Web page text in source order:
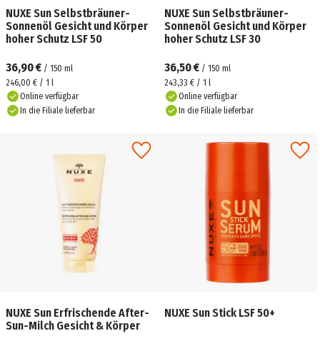
NUXE Sun Selbstbräuner-
Sonnenöl Gesicht und Körper
hoher Schutz LSF 50
36,90 € / 150 ml
246,00 € / 1 l
Online verfügbar
In die Filiale lieferbar
NUXE Sun Selbstbräuner-
Sonnenöl Gesicht und Körper
hoher Schutz LSF 30
36,50 € / 150 ml
243,33 € / 1 l
Online verfügbar
In die Filiale lieferbar
NUXE Sun Erfrischende After-
Sun-Milch Gesicht & Körper
NUXE Sun Stick LSF 50+